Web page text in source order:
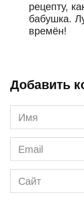
рецепту,
бабушка.
времён!
Добавить
Имя
*
Email
*
Сайт